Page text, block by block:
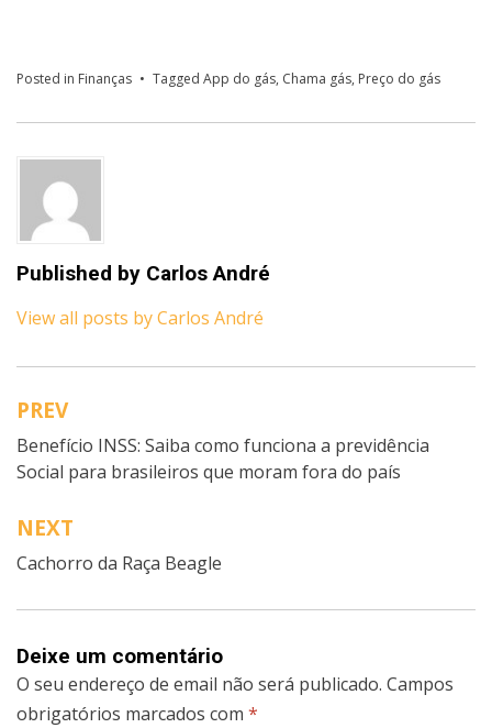
Posted in Finanças Tagged App do gás, Chama gás, Preço do gás
Published by Carlos André
View all posts by Carlos André
Navegação
de
artigos
PREV
Benefício INSS: Saiba como funciona a previdência
Social para brasileiros que moram fora do país
NEXT
Cachorro da Raça Beagle
Deixe um comentário
O seu endereço de email não será publicado. Campos
obrigatórios marcados com *